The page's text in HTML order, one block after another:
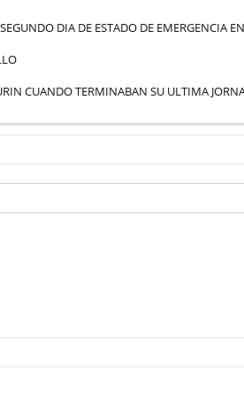
DIA DE ESTADO DE EMERGENCIA
CUANDO TERMINABAN SU ULTIMA